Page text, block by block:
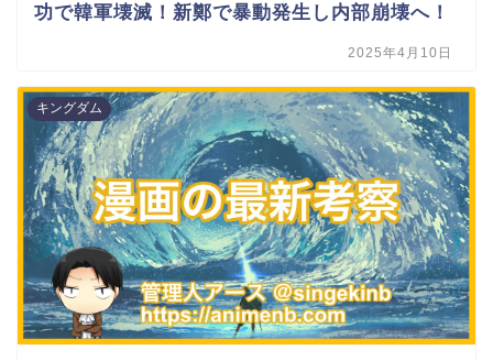
功で韓軍壊滅！新鄭で暴動発生し内部崩壊へ！
2025年4月10日
キングダム